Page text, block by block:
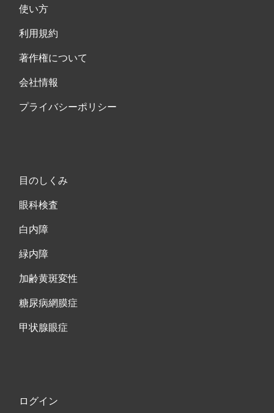
使い方
利用規約
著作権について
会社情報
プライバシーポリシー
目のしくみ
眼科検査
白内障
緑内障
加齢黄斑変性
糖尿病網膜症
甲状腺眼症
ログイン